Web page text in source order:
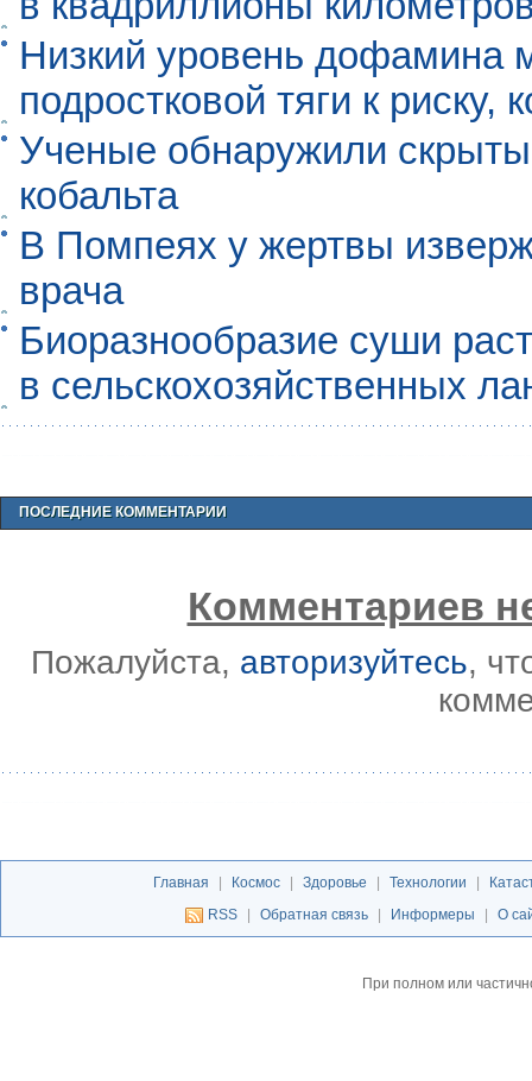
Низкий уровень дофамина
подростковой тяги к риску,
Ученые обнаружили
кобальта
В Помпеях у жертвы
врача
Биоразнообразие суши
в сельскохозяйственных
ПОСЛЕДНИЕ КОММЕНТАРИИ
Комментариев
Пожалуйста, авторизуйтесь,
Главная Космос Здоровье Технологии
RSS
Обратная связь Информеры О
При полном или